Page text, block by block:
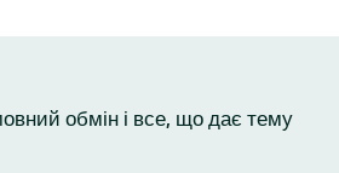
обмін і все, що дає тему